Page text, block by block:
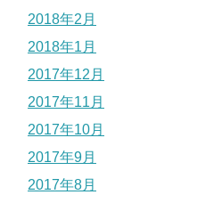
2018年2月
2018年1月
2017年12月
2017年11月
2017年10月
2017年9月
2017年8月